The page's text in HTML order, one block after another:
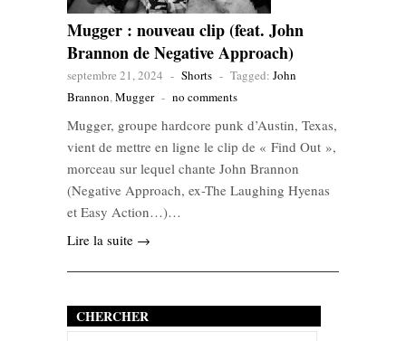
Mugger : nouveau clip (feat. John
Brannon de Negative Approach)
septembre 21, 2024 - Shorts - Tagged: John
Brannon,Mugger - no comments
Mugger, groupe hardcore punk d’Austin, Texas,
vient de mettre en ligne le clip de « Find Out »,
morceau sur lequel chante John Brannon
(Negative Approach, ex-The Laughing Hyenas
et Easy Action…)…
Lire la suite →
CHERCHER